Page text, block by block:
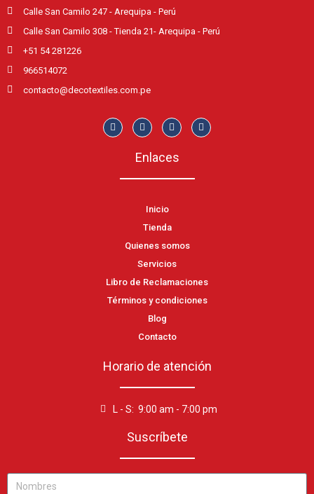
Calle San Camilo 247 - Arequipa - Perú
Calle San Camilo 308 - Tienda 21- Arequipa - Perú
+51 54 281226
966514072
contacto@decotextiles.com.pe
Enlaces
Inicio
Tienda
Quienes somos
Servicios
Libro de Reclamaciones
Términos y condiciones
Blog
Contacto
Horario de atención
L - S: 9:00 am - 7:00 pm
Suscríbete